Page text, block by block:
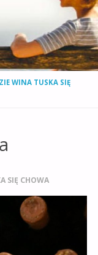
WINA TUSKA SIĘ
SIĘ CHOWA